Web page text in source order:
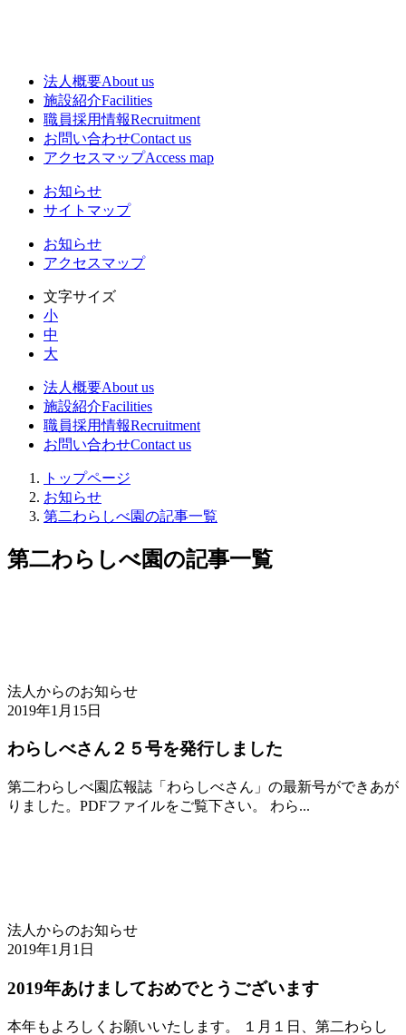
法人概要About us
施設紹介Facilities
職員採用情報Recruitment
お問い合わせContact us
アクセスマップAccess map
お知らせ
サイトマップ
お知らせ
アクセスマップ
文字サイズ
小
中
大
法人概要About us
施設紹介Facilities
職員採用情報Recruitment
お問い合わせContact us
トップページ
お知らせ
第二わらしべ園の記事一覧
第二わらしべ園の記事一覧
法人からのお知らせ
2019年1月15日
わらしべさん２５号を発行しました
第二わらしべ園広報誌「わらしべさん」の最新号ができあが
りました。PDFファイルをご覧下さい。 わら...
法人からのお知らせ
2019年1月1日
2019年あけましておめでとうございます
本年もよろしくお願いいたします。 １月１日、第二わらし